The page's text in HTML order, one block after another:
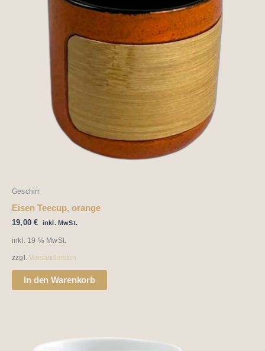
Geschirr
Eisen Teecup, orange
19,00€ inkl. MwSt.
inkl. 19 % MwSt.
zzgl.Versandkosten
In den Warenkorb